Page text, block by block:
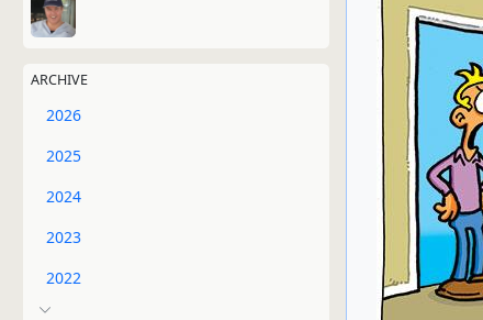
ARCHIVE
2026
2025
2024
2023
2022